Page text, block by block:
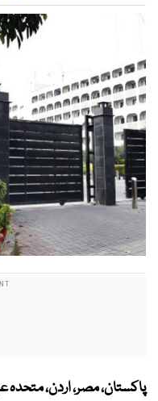
پاکستان، مصر، اردن، متحدہ